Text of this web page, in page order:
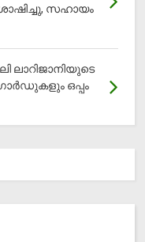
സഹായം
ലാറിജാനിയുടെ
ഒപ്പം